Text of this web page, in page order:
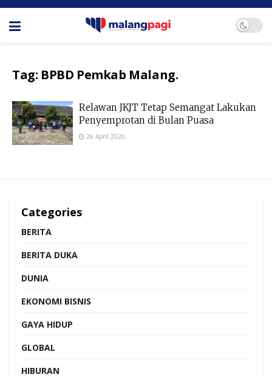
Tag: BPBD Pemkab Malang.
Relawan JKJT Tetap Semangat Lakukan
Penyemprotan di Bulan Puasa
26 April 2020
Categories
BERITA
BERITA DUKA
DUNIA
EKONOMI BISNIS
GAYA HIDUP
GLOBAL
HIBURAN